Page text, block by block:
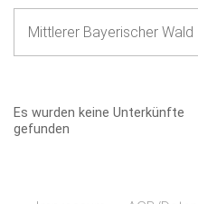
Es wurden keine Unterkünfte
gefunden